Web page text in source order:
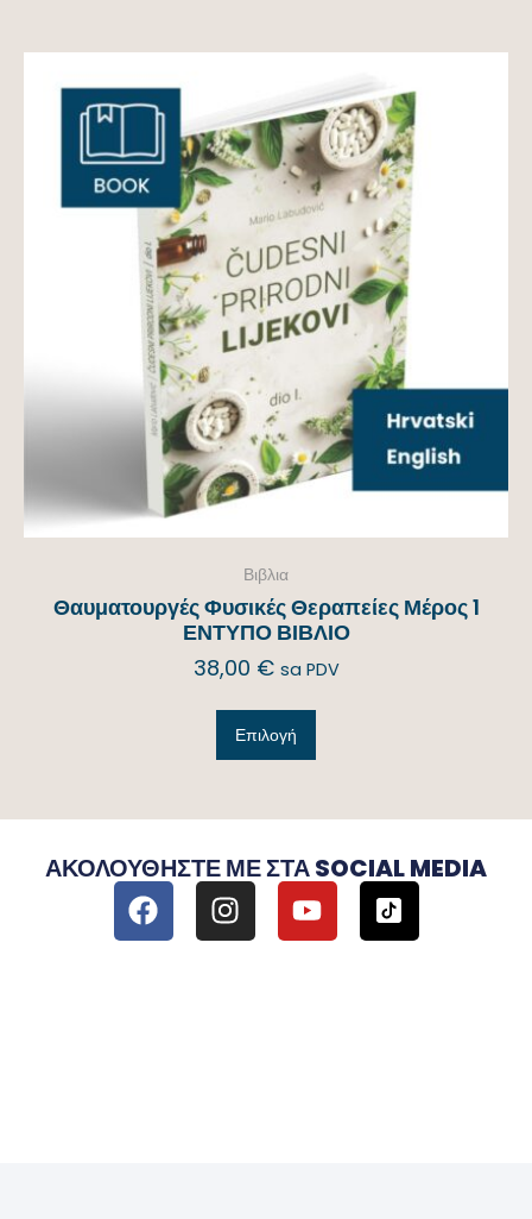
Βιβλια
Θαυματουργές Φυσικές Θεραπείες Μέρος 1
ΕΝΤΥΠΟ ΒΙΒΛΙΟ
38,00 € sa PDV
Επιλογή
ΑΚΟΛΟΥΘΉΣΤΕ ΜΕ ΣΤΑ SOCIAL MEDIA